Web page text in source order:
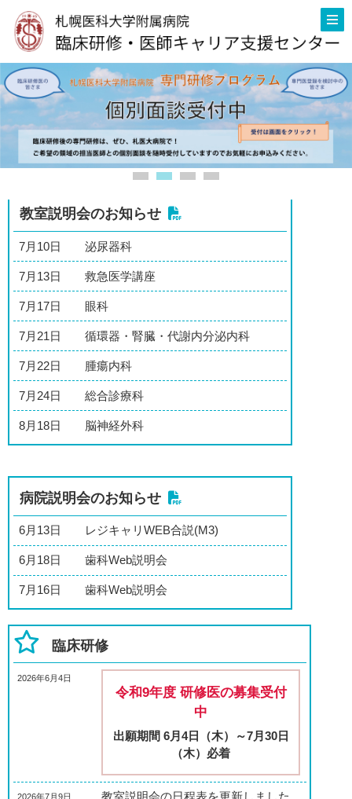
教室説明会のお知らせ
7月10日 泌尿器科
7月13日 救急医学講座
7月17日 眼科
7月21日 循環器・腎臓・代謝内分泌内科
7月22日 腫瘍内科
7月24日 総合診療科
8月18日 脳神経外科
病院説明会のお知らせ
6月13日 レジキャリWEB合説(M3)
6月18日 歯科Web説明会
7月16日 歯科Web説明会
臨床研修
2026年6月4日
令和9年度 研修医の募集受付
中
出願期間 6月4日（木）～7月30日
（木）必着
2026年7月9日